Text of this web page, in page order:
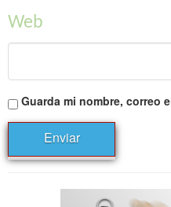
Web
Guarda mi nombre, correo